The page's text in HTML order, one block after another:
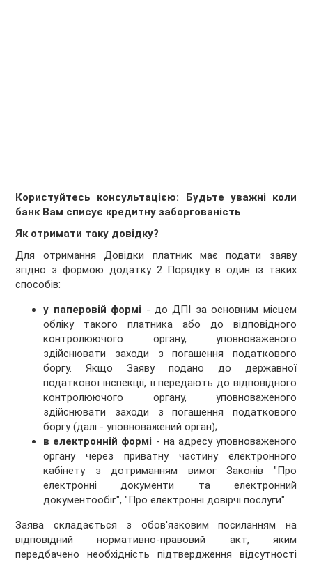
Користуйтесь консультацією: Будьте уважні коли
банк Вам списує кредитну заборгованість
Як отримати таку довідку?
Для отримання Довідки платник має подати заяву
згідно з формою додатку 2 Порядку в один із таких
способів:
у паперовій формі - до ДПІ за основним місцем
обліку такого платника або до відповідного
контролюючого органу, уповноваженого
здійснювати заходи з погашення податкового
боргу. Якщо Заяву подано до державної
податкової інспекції, її передають до відповідного
контролюючого органу, уповноваженого
здійснювати заходи з погашення податкового
боргу (далі - уповноважений орган);
в електронній формі - на адресу уповноваженого
органу через приватну частину електронного
кабінету з дотриманням вимог Законів "Про
електронні документи та електронний
документообіг", "Про електронні довірчі послуги".
Заява складається з обов'язковим посиланням на
відповідний нормативно-правовий акт, яким
передбачено необхідність підтвердження відсутності